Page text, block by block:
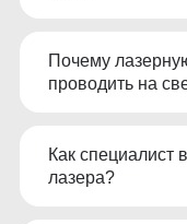
Почему
проводить на
Как специалист
лазера?